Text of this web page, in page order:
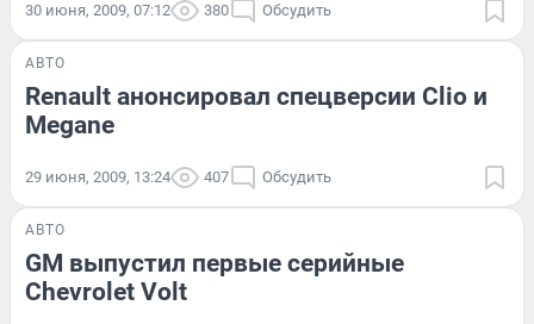
30 июня, 2009, 07:12 380 Обсудить
АВТО
Renault анонсировал спецверсии Clio и
Megane
29 июня, 2009, 13:24 407 Обсудить
АВТО
GM выпустил первые серийные
Chevrolet Volt